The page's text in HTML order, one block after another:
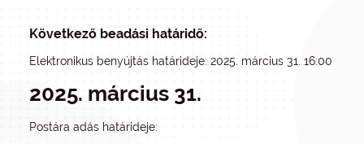
Következő beadási határidő:
Elektronikus benyújtás határideje: 2025. március 31. 16:00
2025. március 31.
Postára adás határideje: